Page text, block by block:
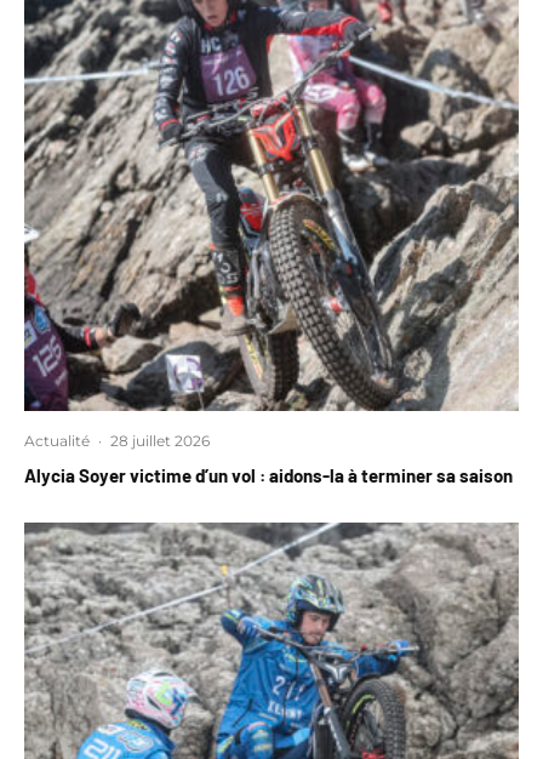
Actualité · 28 juillet 2026
Alycia Soyer victime d’un vol : aidons-la à terminer sa saison